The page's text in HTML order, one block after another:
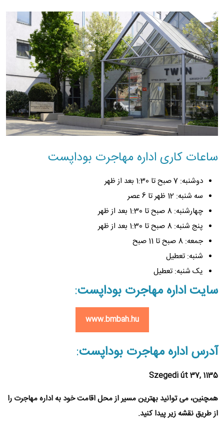
ساعات کاری اداره مهاجرت بوداپست
دوشنبه: 7 صبح تا 1:30 بعد از ظهر
سه شنبه: 12 ظهر تا 6 عصر
چهارشنبه: 8 صبح تا 1:30 بعد از ظهر
پنج شنبه: 8 صبح تا 1:30 بعد از ظهر
جمعه: 8 صبح تا 11 صبح
شنبه: تعطیل
یک شنبه: تعطیل
سایت اداره مهاجرت بوداپست:
www.bmbah.hu
آدرس اداره مهاجرت بوداپست:
Szegedi út 37, 1135
همچنین، می توانید بهترین مسیر از محل اقامت خود به اداره مهاجرت را
از طریق نقشه زیر پیدا کنید.